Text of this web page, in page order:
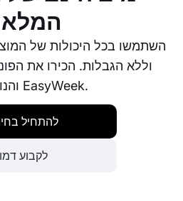
השתמשו בכל היכולות של
וללא הגבלות. הכירו את
והנוחות של EasyWeek.
להתחיל
לקבוע דמו